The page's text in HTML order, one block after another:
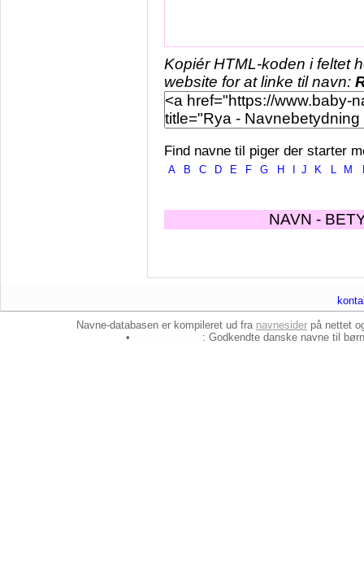
Kopiér HTML-koden i feltet
website for at linke til navn:
Find navne til piger der starter
A B C D E F G H J K L M
NAVN -
Navne-databasen er kompileret ud fra navnesider på nettet
•
: Godkendte danske navne til børn